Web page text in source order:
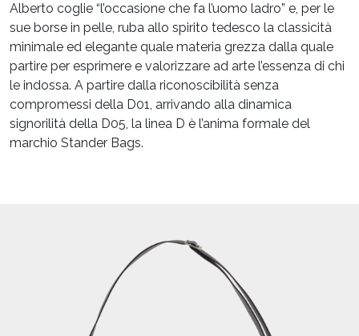
Alberto coglie “l’occasione che fa l’uomo ladro” e, per le
sue borse in pelle, ruba allo spirito tedesco la classicità
minimale ed elegante quale materia grezza dalla quale
partire per esprimere e valorizzare ad arte l’essenza di chi
le indossa. A partire dalla riconoscibilità senza
compromessi della D01, arrivando alla dinamica
signorilità della D05, la linea D è l’anima formale del
marchio Stander Bags.